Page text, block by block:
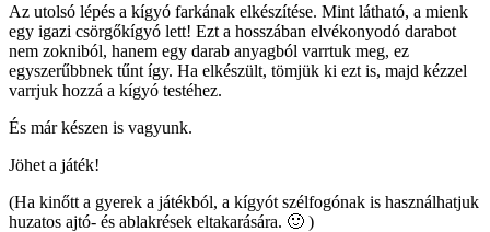
Az utolsó lépés a kígyó farkának elkészítése. Mint látható, a mienk
egy igazi csörgőkígyó lett! Ezt a hosszában elvékonyodó darabot
nem zokniból, hanem egy darab anyagból varrtuk meg, ez
egyszerűbbnek tűnt így. Ha elkészült, tömjük ki ezt is, majd kézzel
varrjuk hozzá a kígyó testéhez.
És már készen is vagyunk.
Jöhet a játék!
(Ha kinőtt a gyerek a játékból, a kígyót szélfogónak is használhatjuk
huzatos ajtó- és ablakrések eltakarására. 🙂 )